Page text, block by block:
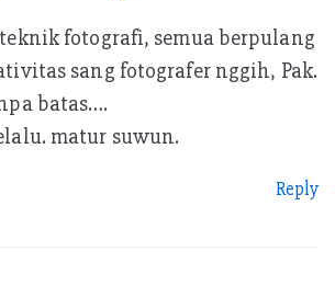
fotografi, semua berpulang
sang fotografer nggih, Pak.
batas….
matur suwun.
Reply